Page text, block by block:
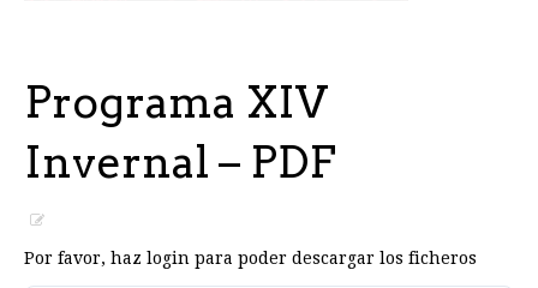
Programa XIV
Invernal – PDF
Por favor, haz login para poder descargar los ficheros